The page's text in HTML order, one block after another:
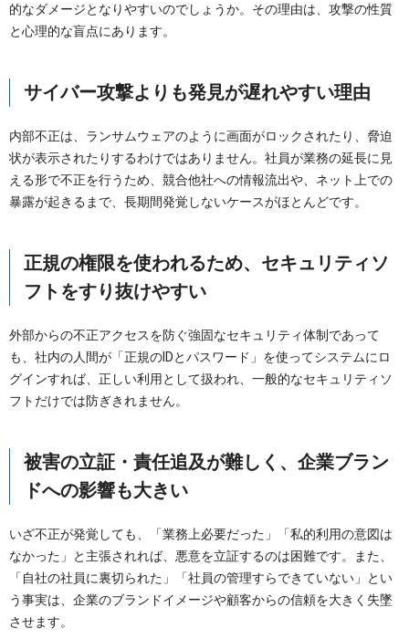
的なダメージとなりやすいのでしょうか。その理由は、攻撃の性質
と心理的な盲点にあります。
サイバー攻撃よりも発見が遅れやすい理由
内部不正は、ランサムウェアのように画面がロックされたり、脅迫
状が表示されたりするわけではありません。社員が業務の延長に見
える形で不正を行うため、競合他社への情報流出や、ネット上での
暴露が起きるまで、長期間発覚しないケースがほとんどです。
正規の権限を使われるため、セキュリティソ
フトをすり抜けやすい
外部からの不正アクセスを防ぐ強固なセキュリティ体制であって
も、社内の人間が「正規のIDとパスワード」を使ってシステムにロ
グインすれば、正しい利用として扱われ、一般的なセキュリティソ
フトだけでは防ぎきれません。
被害の立証・責任追及が難しく、企業ブラン
ドへの影響も大きい
いざ不正が発覚しても、「業務上必要だった」「私的利用の意図は
なかった」と主張されれば、悪意を立証するのは困難です。また、
「自社の社員に裏切られた」「社員の管理すらできていない」とい
う事実は、企業のブランドイメージや顧客からの信頼を大きく失墜
させます。